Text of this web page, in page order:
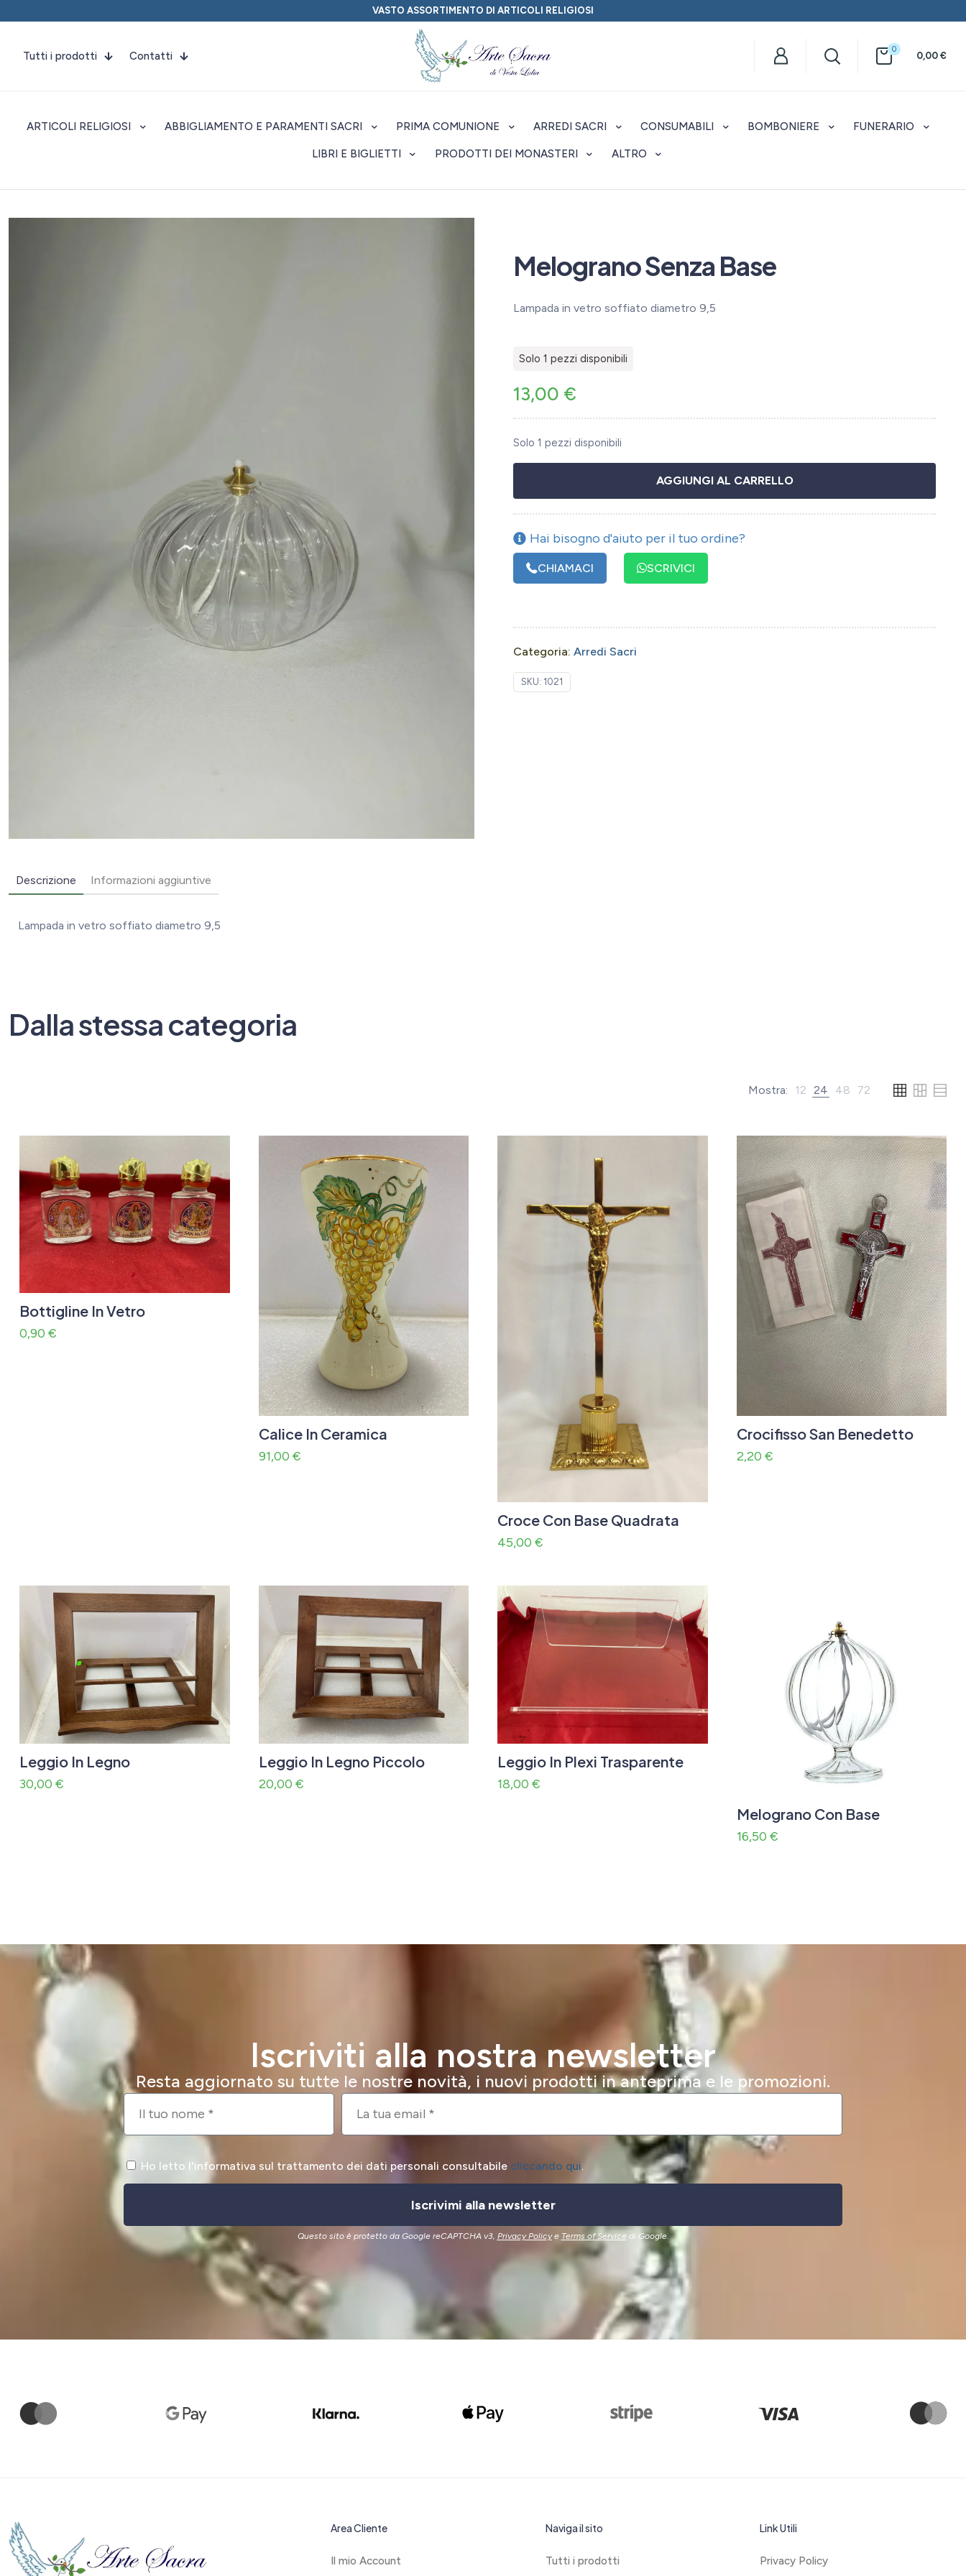
VASTO ASSORTIMENTO DI ARTICOLI RELIGIOSI
Tutti i prodotti Contatti
0
0,00€
ARTICOLI RELIGIOSI ABBIGLIAMENTO E PARAMENTI SACRI PRIMA COMUNIONE ARREDI SACRI CONSUMABILI BOMBONIERE FUNERARIO
LIBRI E BIGLIETTI PRODOTTI DEI MONASTERI ALTRO
Melograno Senza Base
Lampada in vetro soffiato diametro 9,5
Solo 1 pezzi disponibili
13,00 €
Solo 1 pezzi disponibili
AGGIUNGI AL CARRELLO
Hai bisogno d'aiuto per il tuo ordine?
CHIAMACI SCRIVICI
Categoria: Arredi Sacri
SKU: 1021
Descrizione Informazioni aggiuntive
Lampada in vetro soffiato diametro 9,5
Dalla stessa categoria
Mostra: 12 24 48 72
Bottigline In Vetro
0,90 €
Calice In Ceramica
91,00 €
Croce Con Base Quadrata
45,00 €
Crocifisso San Benedetto
2,20 €
Leggio In Legno
30,00 €
Leggio In Legno Piccolo
20,00 €
Leggio In Plexi Trasparente
18,00 €
Melograno Con Base
16,50 €
Iscriviti alla nostra newsletter
Resta aggiornato su tutte le nostre novità, i nuovi prodotti in anteprima e le promozioni.
Ho letto l'informativa sul trattamento dei dati personali consultabile cliccando qui.
Iscrivimi alla newsletter
Questo sito è protetto da Google reCAPTCHA v3, Privacy Policye Terms of Service di Google.
Area Cliente
Il mio Account
Naviga il sito
Tutti i prodotti
Link Utili
Privacy Policy